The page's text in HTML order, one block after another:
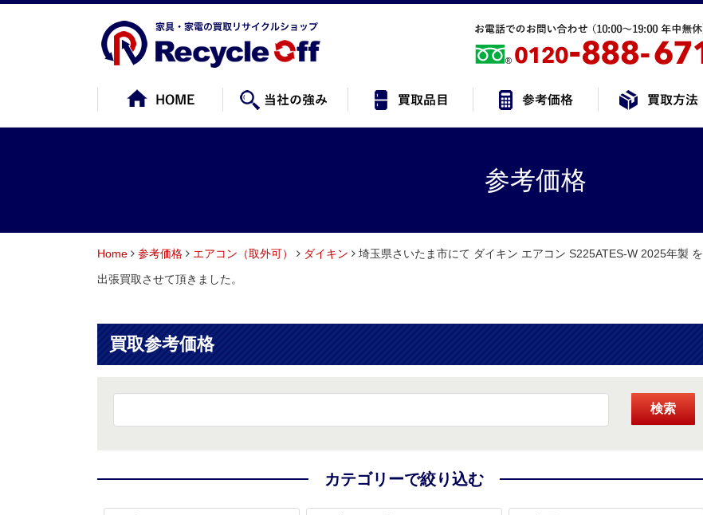
参考価格
Home 参考価格 エアコン（取外可） ダイキン
埼玉県さいたま市にて ダイキン エアコン S225ATES-W 2025年製 を
出張買取させて頂きました。
買取参考価格
検索
カテゴリーで絞り込む